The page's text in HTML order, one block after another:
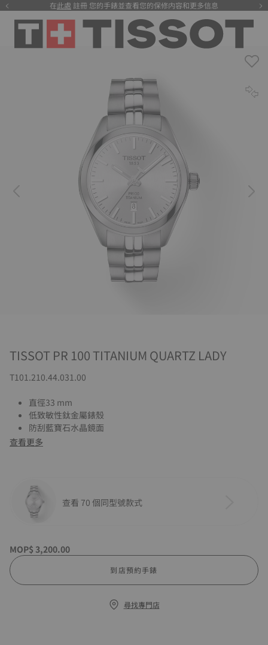
在此處 註冊 您的手錶並查看您的保修内容和更多信息
注册
TISSOT PR 100 TITANIUM QUARTZ LADY
T101.210.44.031.00
直徑33 mm
低致敏性鈦金屬錶殼
防刮藍寶石水晶鏡面
查看更多
查看 70 個同型號款式
MOP$ 3,200.00
到店預約手錶
尋找專門店